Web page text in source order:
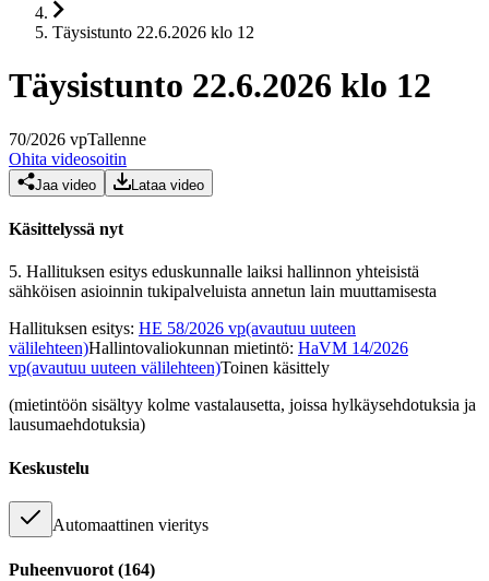
Täysistunto 22.6.2026 klo 12
Täysistunto 22.6.2026 klo 12
70/2026 vpTallenne
Ohita videosoitin
Jaa video Lataa video
Käsittelyssä nyt
5. Hallituksen esitys eduskunnalle laiksi hallinnon yhteisistä
sähköisen asioinnin tukipalveluista annetun lain muuttamisesta
Hallituksen esitys: HE 58/2026 vp(avautuu uuteen
välilehteen)Hallintovaliokunnan mietintö: HaVM 14/2026
vp(avautuu uuteen välilehteen)Toinen käsittely
(mietintöön sisältyy kolme vastalausetta, joissa hylkäysehdotuksia ja
lausumaehdotuksia)
Keskustelu
Automaattinen vieritys
Puheenvuorot (164)